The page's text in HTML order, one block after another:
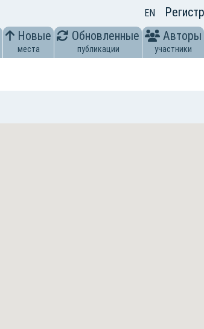
EN
Новые
места
Обновленные
публикации
Авторы
участники